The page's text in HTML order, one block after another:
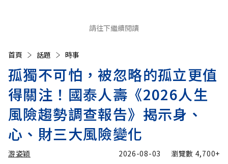
請往下繼續閱讀
首頁 話題 時事
孤獨不可怕，被忽略的孤立更值
得關注！國泰人壽《2026人生
風險趨勢調查報告》揭示身、
心、財三大風險變化
游姿穎 2026-08-03 瀏覽數 4,700+